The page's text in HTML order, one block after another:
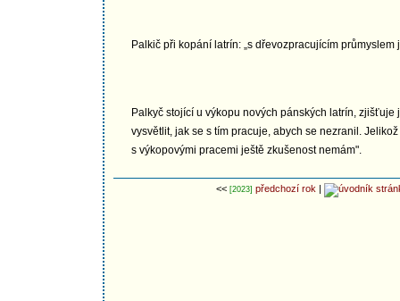
Palkič při kopání latrín: „s dřevozpracujícím
Palkyč stojící u výkopu nových pánských latrín,
vysvětlit, jak se s tím pracuje, abych se nezranil.
s výkopovými pracemi ještě zkušenost nemám".
<< [2023] předchozí rok |